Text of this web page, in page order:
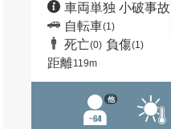
車両単独 小破事故
自転車(1)
死亡(0) 負傷(1)
距離119m
他